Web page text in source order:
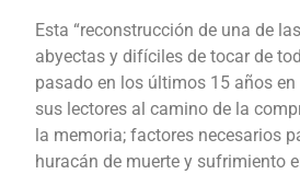
Esta “reconstrucción de una de
abyectas y difíciles de tocar de
pasado en los últimos 15 años en
sus lectores al camino de la
la memoria; factores necesarios
huracán de muerte y sufrimiento